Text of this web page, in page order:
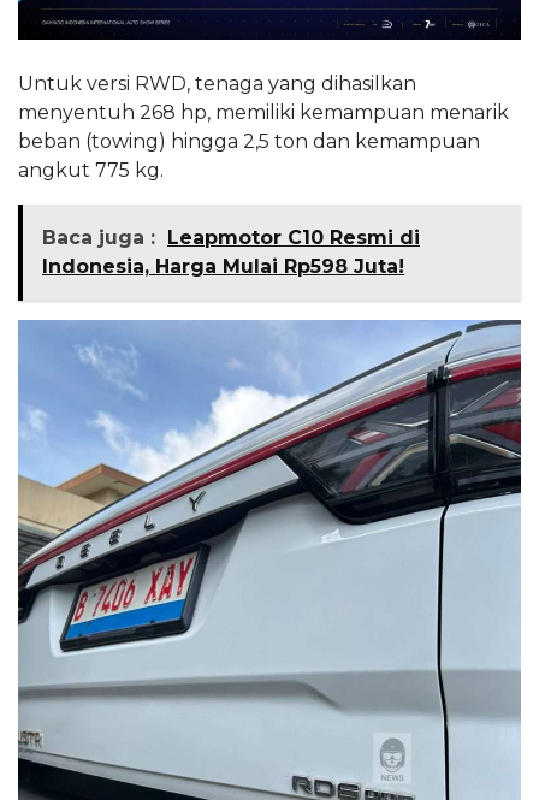
Untuk versi RWD, tenaga yang dihasilkan
menyentuh 268 hp, memiliki kemampuan menarik
beban (towing) hingga 2,5 ton dan kemampuan
angkut 775 kg.
Baca juga :
Leapmotor C10 Resmi di
Indonesia, Harga Mulai Rp598 Juta!